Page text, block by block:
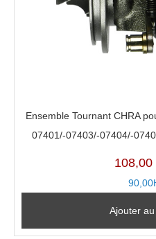
Ensemble Tournant CHRA
07401/-07403/-07404/-
108,00
Ajouter